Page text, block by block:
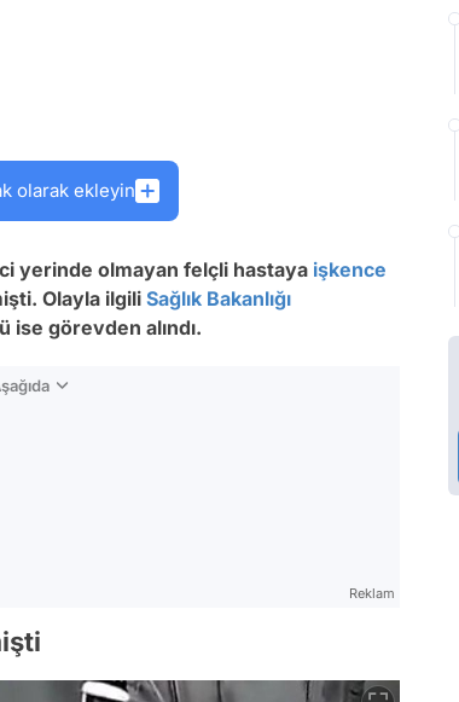
olarak ekleyin
yerinde olmayan felçli hastaya işkence
Olayla ilgili Sağlık Bakanlığı
görevden alındı.
Reklam